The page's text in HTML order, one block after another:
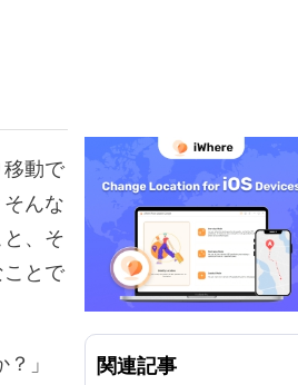
動で
んな
、そ
とで
」
関連記事